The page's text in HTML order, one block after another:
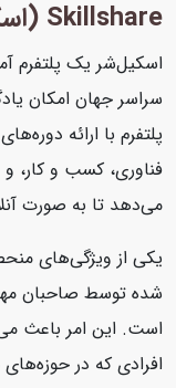
Skillshare (اسکیل شیر)
اسکیل‌شر یک پلتفرم
سراسر جهان امکان
پلتفرم با ارائه
فناوری، کسب و کار، و
می‌دهد تا به صورت
یکی از ویژگی‌های
شده توسط صاحبان
است. این امر باعث
افرادی که در حوزه‌های